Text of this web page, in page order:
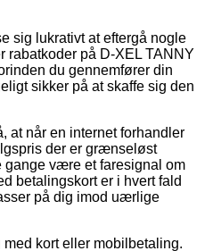
sig lukrativt at eftergå nogle
rabatkoder på D-XEL TANNY
du gennemfører din
sikker på at skaffe sig den
at når en internet forhandler
der er grænseløst
gange være et faresignal om
betalingskort er i hvert fald
på dig imod uærlige
kort eller mobilbetaling.